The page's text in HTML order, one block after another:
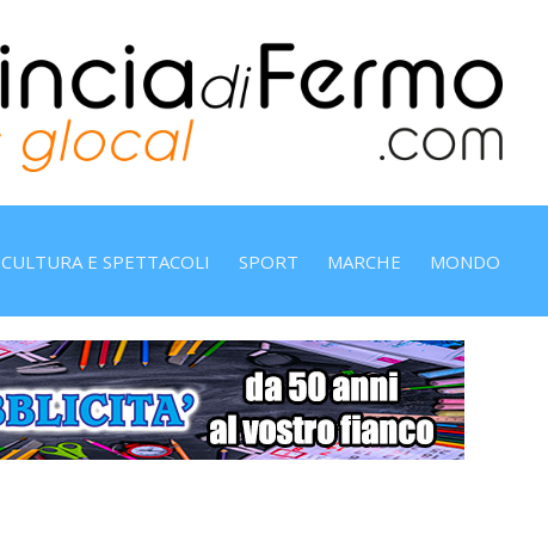
CULTURA E SPETTACOLI SPORT MARCHE MONDO